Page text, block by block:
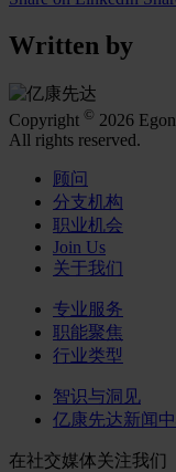
Written by
Copyright © 2026
All rights reserved.
顾问
分支机构
职业机会
Join Us
关于我们
专业服务
职能聚焦
行业类型
智识与洞见
亿康先达新闻
在社交媒体关注我们